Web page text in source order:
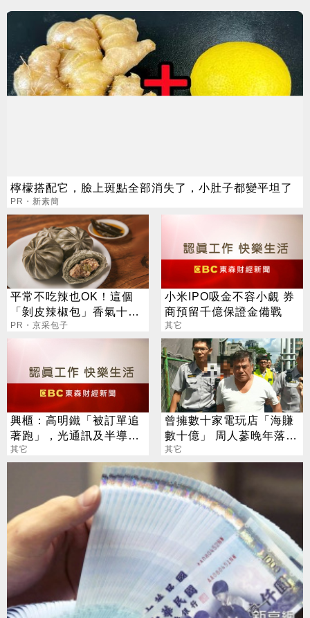
檸檬搭配它，臉上斑點全部消失了，小肚子都變平坦了
PR・新素簡
平常不吃辣也OK！這個
「剝皮辣椒包」香氣十
足，不辣口！
PR・京采包子
小米IPO吸金不容小覷 券
商預留千億保證金備戰
其它
興櫃：高明鐵「被訂單追
著跑」，光通訊及半導體
比重攀至7成，今年可望
轉盈
其它
曾擁數十家電玩店「海賺
數十億」 周人蔘晚年落魄
連看病老本都沒了
其它